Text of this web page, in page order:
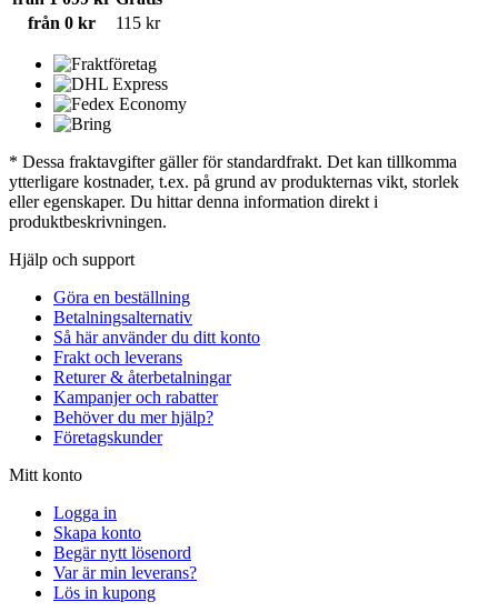
från 0 kr
115 kr
* Dessa fraktavgifter gäller för standardfrakt. Det kan tillkomma
ytterligare kostnader, t.ex. på grund av produkternas vikt, storlek
eller egenskaper. Du hittar denna information direkt i
produktbeskrivningen.
Hjälp och support
Göra en beställning
Betalningsalternativ
Så här använder du ditt konto
Frakt och leverans
Returer & återbetalningar
Kampanjer och rabatter
Behöver du mer hjälp?
Företagskunder
Mitt konto
Logga in
Skapa konto
Begär nytt lösenord
Var är min leverans?
Lös in kupong